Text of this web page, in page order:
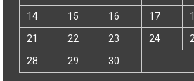
14
15 16 17
21
22 23 24
28
29 30